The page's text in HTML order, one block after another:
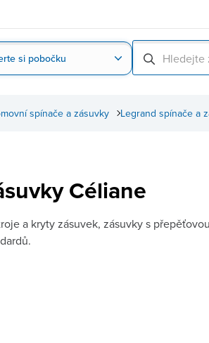
si pobočku
Legrand spínače a
spínače a zásuvky
Céliane
a kryty zásuvek, zásuvky s